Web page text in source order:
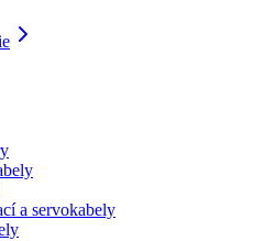
a servokabely